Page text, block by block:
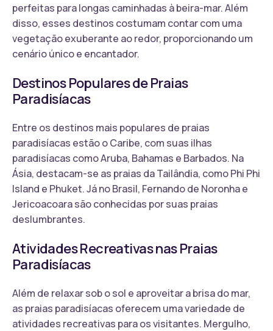
perfeitas para longas caminhadas à beira-mar. Além
disso, esses destinos costumam contar com uma
vegetação exuberante ao redor, proporcionando um
cenário único e encantador.
Destinos Populares de Praias
Paradisíacas
Entre os destinos mais populares de praias
paradisíacas estão o Caribe, com suas ilhas
paradisíacas como Aruba, Bahamas e Barbados. Na
Ásia, destacam-se as praias da Tailândia, como Phi Phi
Island e Phuket. Já no Brasil, Fernando de Noronha e
Jericoacoara são conhecidas por suas praias
deslumbrantes.
Atividades Recreativas nas Praias
Paradisíacas
Além de relaxar sob o sol e aproveitar a brisa do mar,
as praias paradisíacas oferecem uma variedade de
atividades recreativas para os visitantes. Mergulho,